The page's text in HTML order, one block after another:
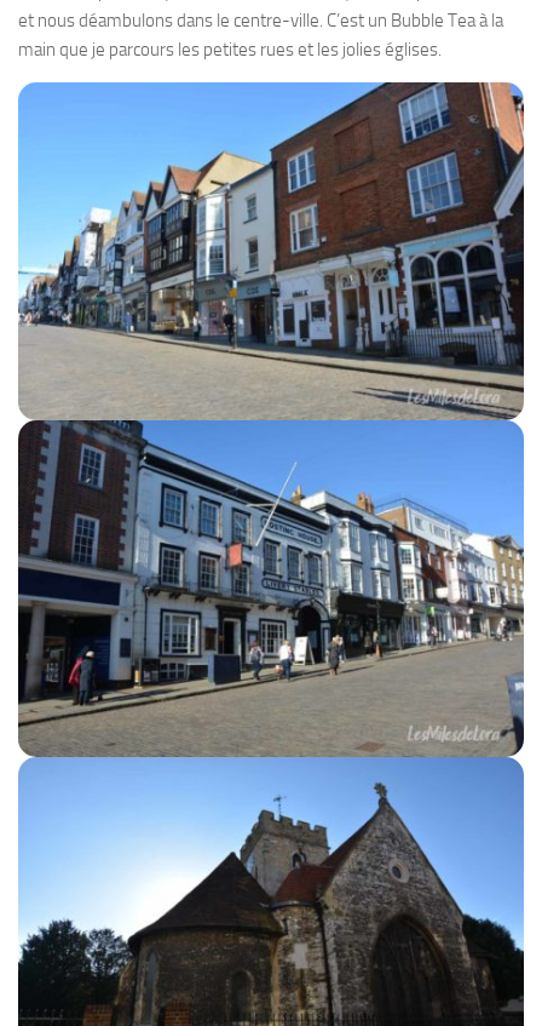
et nous déambulons dans le centre-ville. C’est un Bubble Tea à la
main que je parcours les petites rues et les jolies églises.